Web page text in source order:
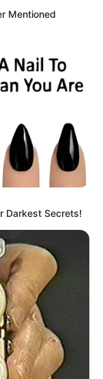
Mentioned
Darkest Secrets!